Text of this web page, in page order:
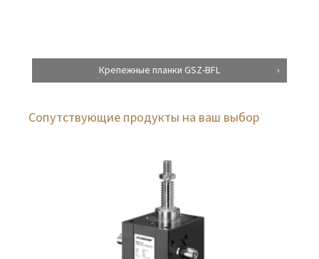
Крепежные планки GSZ-BFL
Сопутствующие продукты на ваш выбор